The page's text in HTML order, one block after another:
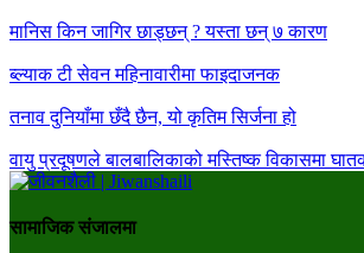
मानिस किन जागिर छाड्छन् ? यस्ता छन् ७ कारण
ब्ल्याक टी सेवन महिनावारीमा फाइदाजनक
तनाव दुनियाँमा छँदै छैन, यो कृतिम सिर्जना हो
वायु प्रदूषणले बालबालिकाको मस्तिष्क विकासमा
सामाजिक संजालमा